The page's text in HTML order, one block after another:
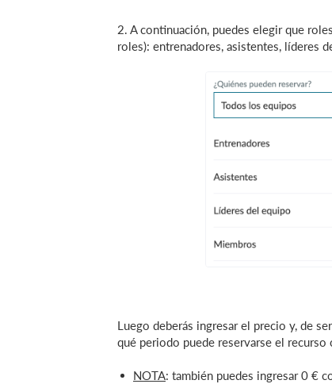
2. A continuación, puedes elegir que
roles): entrenadores, asistentes, líderes
Luego deberás ingresar el precio y, de
qué periodo puede reservarse el recurso
NOTA: también puedes ingresar 0 €